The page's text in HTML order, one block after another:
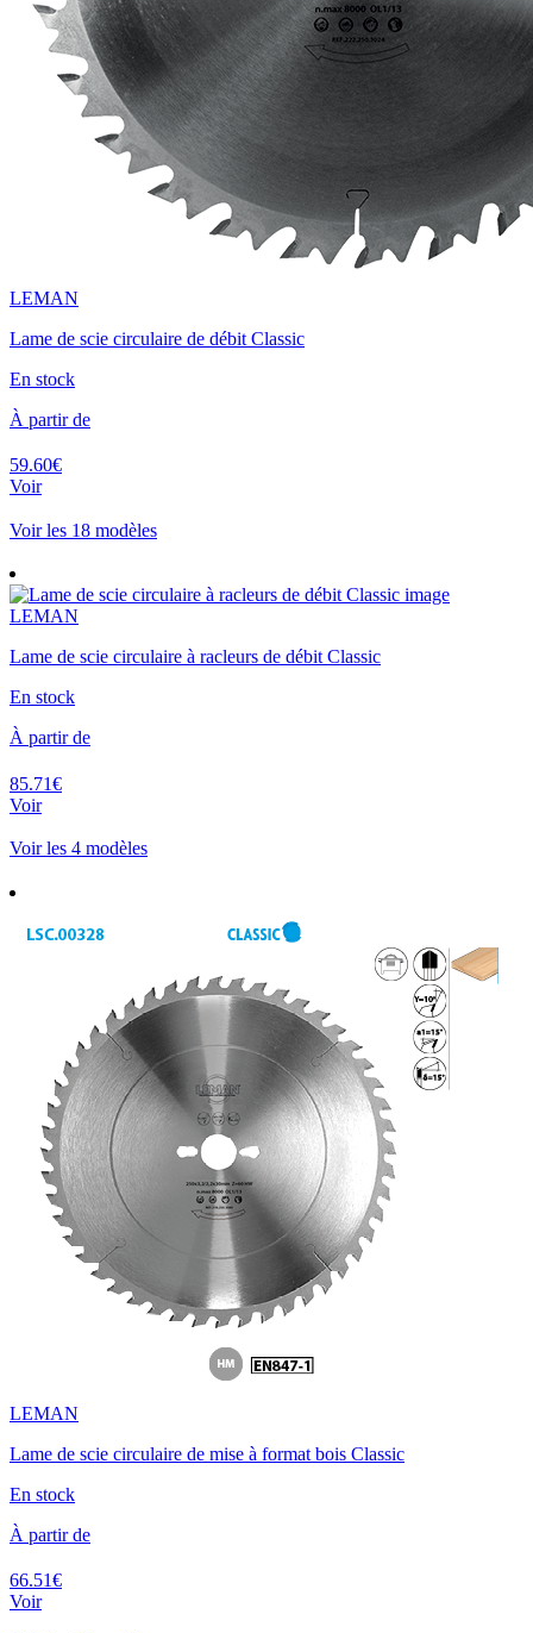
LEMAN
Lame de scie circulaire de débit Classic
En stock
À partir de
59.60€
Voir
Voir les 18 modèles
LEMAN
Lame de scie circulaire à racleurs de débit Classic
En stock
À partir de
85.71€
Voir
Voir les 4 modèles
LEMAN
Lame de scie circulaire de mise à format bois Classic
En stock
À partir de
66.51€
Voir